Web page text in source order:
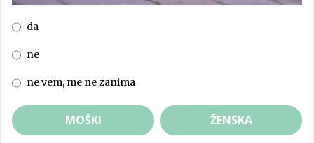
da
ne
ne vem, me ne zanima
MOŠKI ŽENSKA